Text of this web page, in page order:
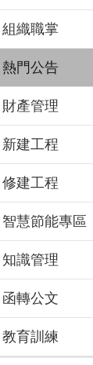
組織職掌
熱門公告
財產管理
新建工程
修建工程
智慧節能專區
知識管理
函轉公文
教育訓練